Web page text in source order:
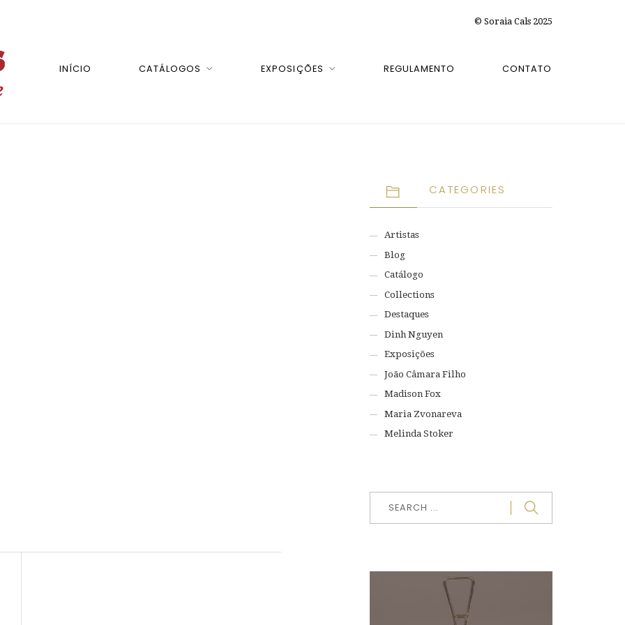
© Soraia Cals 2025
INÍCIO CATÁLOGOS EXPOSIÇÕES REGULAMENTO CONTATO
CATEGORIES
Artistas
Blog
Catálogo
Collections
Destaques
Dinh Nguyen
Exposições
João Câmara Filho
Madison Fox
Maria Zvonareva
Melinda Stoker